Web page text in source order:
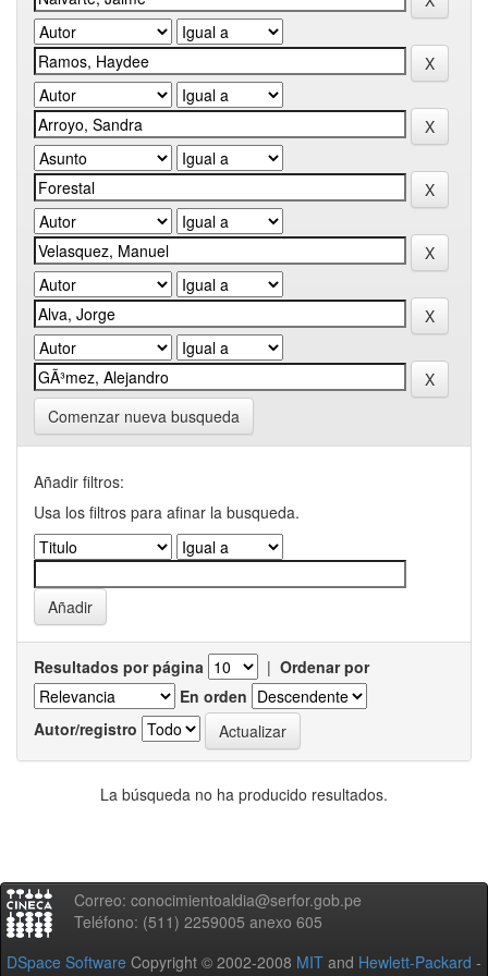
Comenzar nueva busqueda
Añadir filtros:
Usa los filtros para afinar la busqueda.
Resultados por página | Ordenar por
En orden
Autor/registro
La búsqueda no ha producido resultados.
Correo: conocimientoaldia@serfor.gob.pe
Teléfono: (511) 2259005 anexo 605
DSpace Software Copyright © 2002-2008 MIT and Hewlett-Packard -